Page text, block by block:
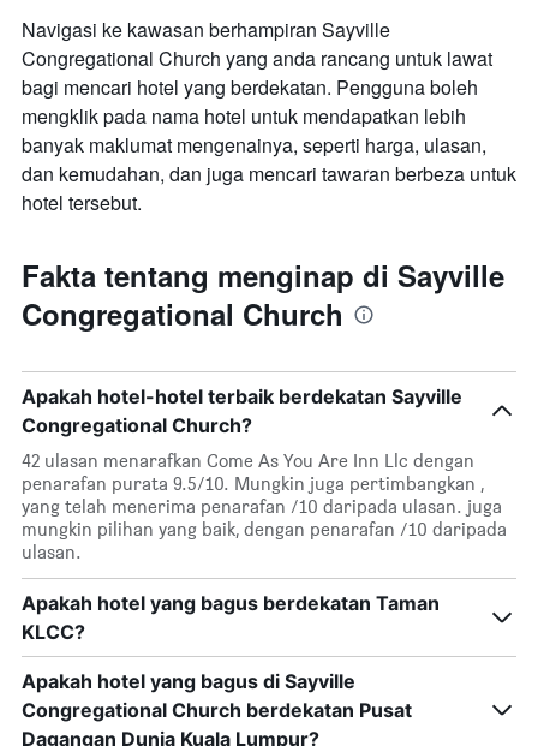
Navigasi ke kawasan berhampiran Sayville
Congregational Church yang anda rancang untuk lawat
bagi mencari hotel yang berdekatan. Pengguna boleh
mengklik pada nama hotel untuk mendapatkan lebih
banyak maklumat mengenainya, seperti harga, ulasan,
dan kemudahan, dan juga mencari tawaran berbeza untuk
hotel tersebut.
Fakta tentang menginap di Sayville
Congregational Church
Apakah hotel-hotel terbaik berdekatan Sayville
Congregational Church?
42 ulasan menarafkan Come As You Are Inn Llc dengan
penarafan purata 9.5/10. Mungkin juga pertimbangkan ,
yang telah menerima penarafan /10 daripada ulasan. juga
mungkin pilihan yang baik, dengan penarafan /10 daripada
ulasan.
Apakah hotel yang bagus berdekatan Taman
KLCC?
Apakah hotel yang bagus di Sayville
Congregational Church berdekatan Pusat
Dagangan Dunia Kuala Lumpur?